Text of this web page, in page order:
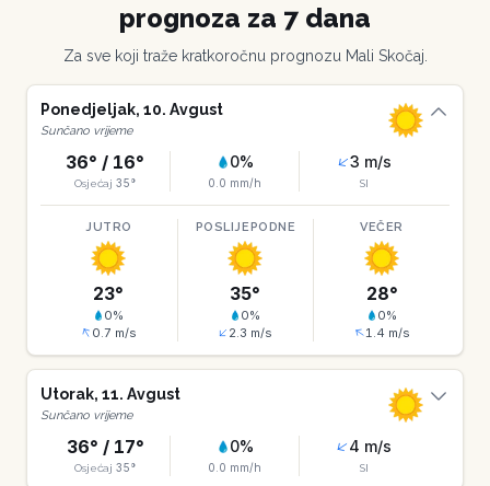
prognoza za 7 dana
Za sve koji traže kratkoročnu prognozu Mali Skočaj
Ponedjeljak, 10. Avgust
Sunčano vrijeme
36° / 16°
Osjećaj 35°
0%
0.0 mm/h
3 m/s
SI
JUTRO
23°
0%
0.7 m/s
POSLIJEPODNE
35°
0%
2.3 m/s
VEČER
28°
0%
1.4 m/s
Utorak, 11. Avgust
Sunčano vrijeme
36° / 17°
Osjećaj 35°
0%
0.0 mm/h
4 m/s
SI